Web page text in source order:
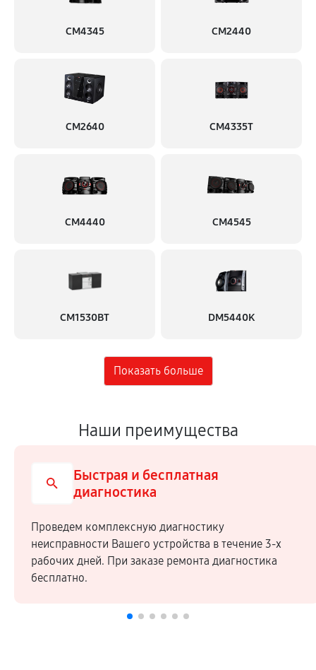
CM4345 CM2440
CM2640 CM4335T
CM4440 CM4545
CM1530BT DM5440K
Наши преимущества
Быстрая и бесплатная
диагностика
Проведем комплексную диагностику
неисправности Вашего устройства в течение 3-х
рабочих дней. При заказе ремонта диагностика
бесплатно.